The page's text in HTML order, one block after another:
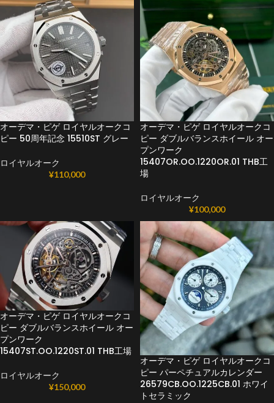
オーデマ・ピゲ ロイヤルオークコ
ピー 50周年記念 15510ST グレー
ロイヤルオーク
¥110,000
オーデマ・ピゲ ロイヤルオークコ
ピー ダブルバランスホイール オー
プンワーク
15407OR.OO.1220OR.01 THB工
場
ロイヤルオーク
¥100,000
オーデマ・ピゲ ロイヤルオークコ
ピー ダブルバランスホイール オー
プンワーク
15407ST.OO.1220ST.01 THB工場
ロイヤルオーク
¥150,000
オーデマ・ピゲ ロイヤルオークコ
ピー パーペチュアルカレンダー
26579CB.OO.1225CB.01 ホワイ
トセラミック